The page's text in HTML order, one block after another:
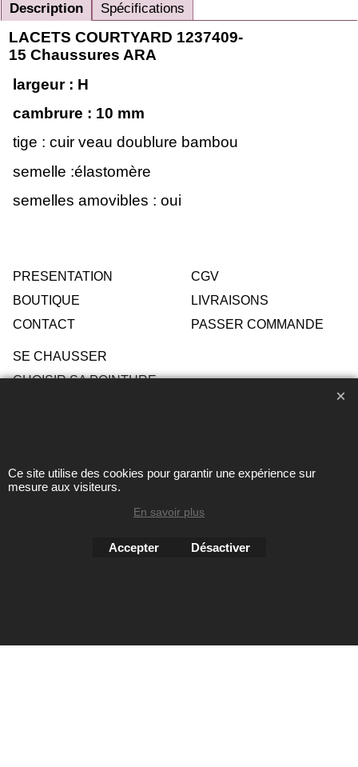
Description Spécifications
LACETS COURTYARD 1237409-
15 Chaussures ARA
largeur : H
cambrure : 10 mm
tige : cuir veau doublure bambou
semelle :élastomère
semelles amovibles : oui
PRESENTATION
BOUTIQUE
CONTACT
CGV
LIVRAISONS
PASSER COMMANDE
SE CHAUSSER
CHOISIR SA POINTURE
Toute reproduction de textes, photos ou autres éléments des
sites Avril chausseur confort est strictement interdite sous
peine de poursuites
Ce site utilise des cookies pour garantir une expérience sur
mesure aux visiteurs.
En savoir plus
Accepter Désactiver